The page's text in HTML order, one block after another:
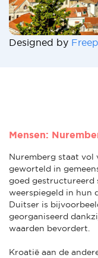
Designed by
Mensen:
Nuremberg staat vol
geworteld in
goed gestructureerd
weerspiegeld in hun
Duitser is
georganiseerd
waarden bevordert.
Kroatië aan de